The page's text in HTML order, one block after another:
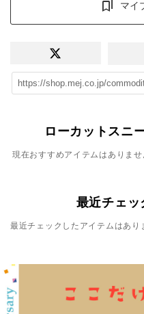
マイ
ローカットスニ
現在おすすめアイテムはありませ
最近チェッ
最近チェックしたアイテムはあり